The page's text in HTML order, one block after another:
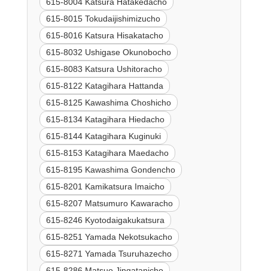
615-8004 Katsura Hatakedacho
615-8015 Tokudaijishimizucho
615-8016 Katsura Hisakatacho
615-8032 Ushigase Okunobocho
615-8083 Katsura Ushitoracho
615-8122 Katagihara Hattanda
615-8125 Kawashima Choshicho
615-8134 Katagihara Hiedacho
615-8144 Katagihara Kuginuki
615-8153 Katagihara Maedacho
615-8195 Kawashima Gondencho
615-8201 Kamikatsura Imaicho
615-8207 Matsumuro Kawaracho
615-8246 Kyotodaigakukatsura
615-8251 Yamada Nekotsukacho
615-8271 Yamada Tsuruhazecho